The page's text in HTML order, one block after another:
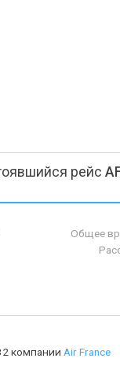
рейс
Общее
компании Air France